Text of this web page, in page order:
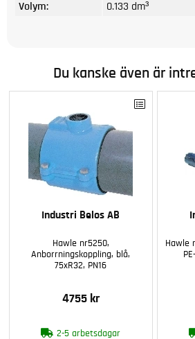
Volym:
0.133 dm³
Du kanske även är
Industri Belos AB
Hawle nr5250,
Anborrningskoppling, blå,
75xR32, PN16
4755 kr
2-5 arbetsdagar
Hawle